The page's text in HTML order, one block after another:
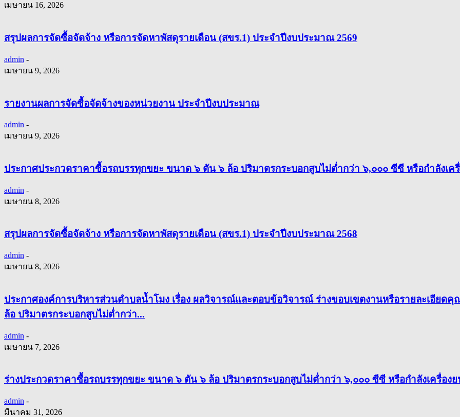
เมษายน 16, 2026
สรุปผลการจัดซื้อจัดจ้าง หรือการจัดหาพัสดุรายเดือน (สขร.1) ประจำปีงบประมาณ 2569
admin -
เมษายน 9, 2026
รายงานผลการจัดซื้อจัดจ้างของหน่วยงาน ประจำปีงบประมาณ
admin -
เมษายน 9, 2026
ประกาศประกวดราคาซื้อรถบรรทุกขยะ ขนาด ๖ ตัน ๖ ล้อ ปริมาตรกระบอกสูบไม่ต่ำกว่า ๖,๐๐๐ ซีซี หรือกำลังเค
admin -
เมษายน 8, 2026
สรุปผลการจัดซื้อจัดจ้าง หรือการจัดหาพัสดุรายเดือน (สขร.1) ประจำปีงบประมาณ 2568
admin -
เมษายน 8, 2026
ประกาศองค์การบริหารส่วนตำบลน้ำโมง เรื่อง ผลวิจารณ์และตอบข้อวิจารณ์ ร่างขอบเขตงานหรือรายละเอีย
ล้อ ปริมาตรกระบอกสูบไม่ต่ำกว่า...
admin -
เมษายน 7, 2026
ร่างประกวดราคาซื้อรถบรรทุกขยะ ขนาด ๖ ตัน ๖ ล้อ ปริมาตรกระบอกสูบไม่ต่ำกว่า ๖,๐๐๐ ซีซี หรือกำลังเครื่อง
admin -
มีนาคม 31, 2026